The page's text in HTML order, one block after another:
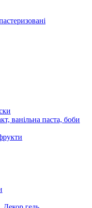
ванільна паста, боби